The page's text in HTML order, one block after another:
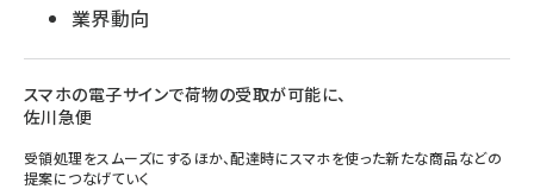
業界動向
スマホの電子サインで荷物の受取が可能に、
佐川急便
受領処理をスムーズにするほか、配達時にスマホを使った新たな商品などの
提案につなげていく